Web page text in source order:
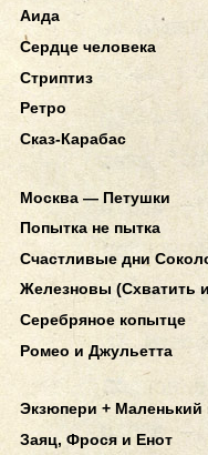
Аида
Сердце человека
Стриптиз
Ретро
Сказ-Карабас
Москва — Петушки
Попытка не пытка
Счастливые дни
Железновы (Схватить
Серебряное копытце
Ромео и Джульетта
Экзюпери + Маленький
Заяц, Фрося и Енот